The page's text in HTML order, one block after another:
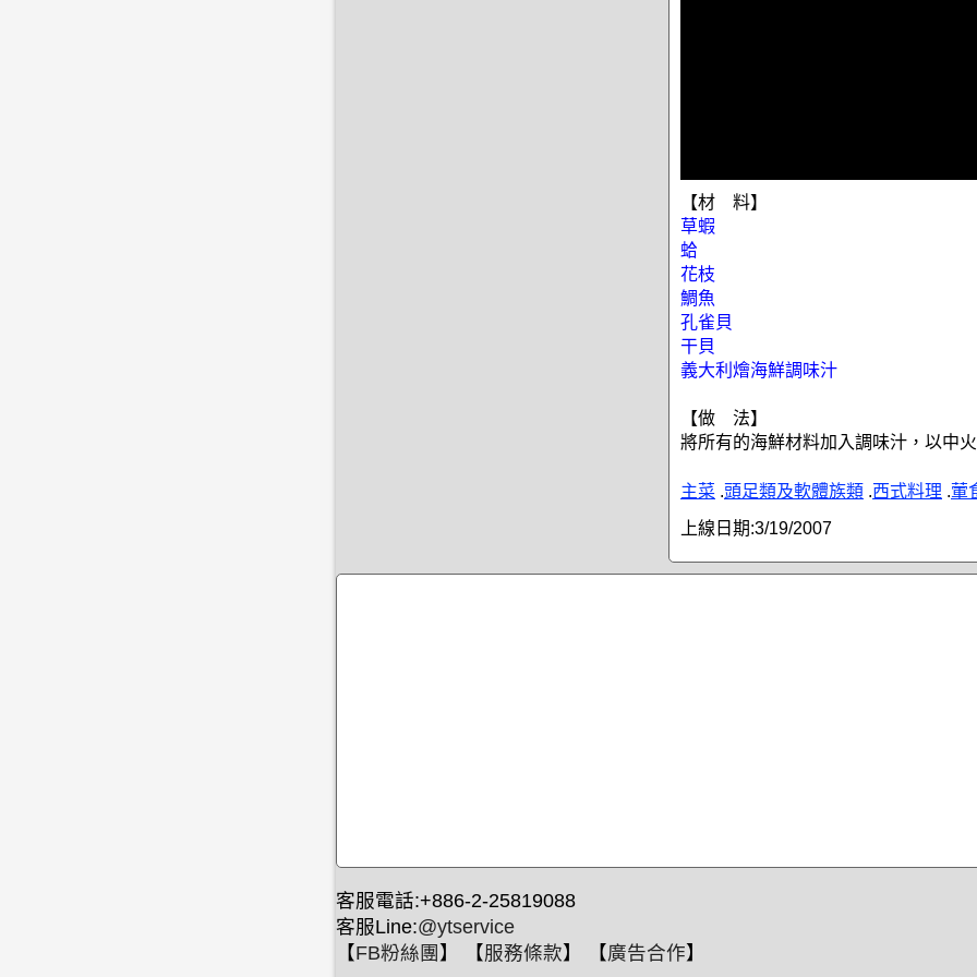
【材 料】
草蝦
蛤
花枝
鯛魚
孔雀貝
干貝
義大利燴海鮮調味汁
【做 法】
將所有的海鮮材料加入調味汁，以中
主菜 .頭足類及軟體族類 .西式料理 .葷
上線日期:3/19/2007
客服電話:+886-2-25819088
客服Line:@ytservice
【FB粉絲團 】 【服務條款】 【廣告合作】